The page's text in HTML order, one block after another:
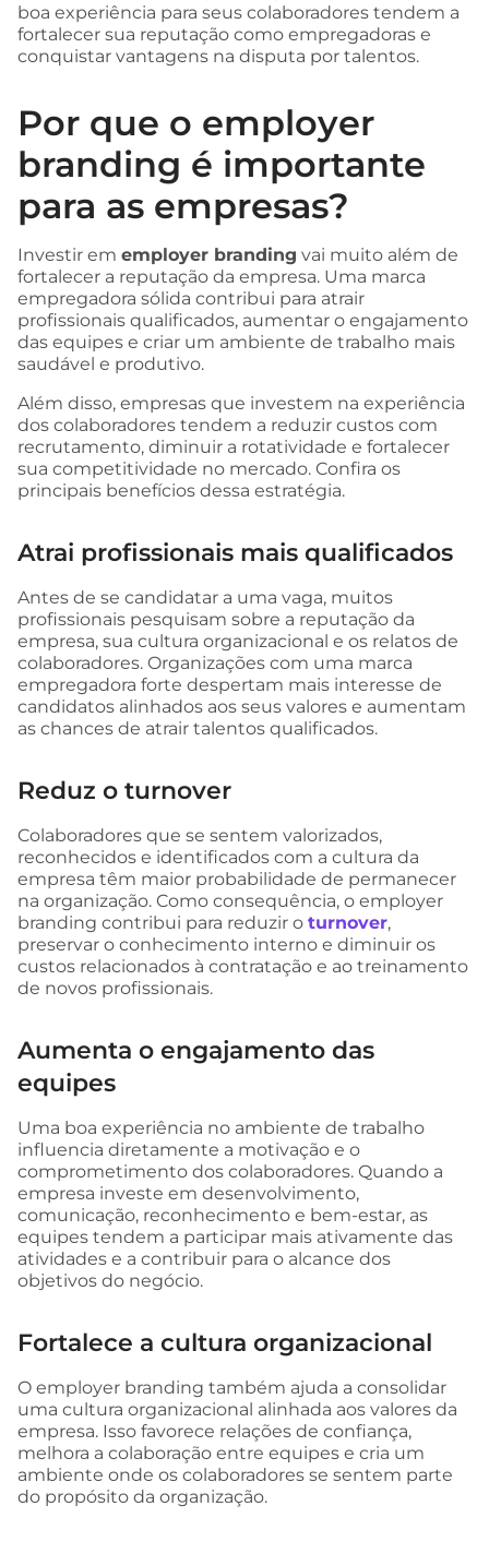
boa experiência para seus colaboradores tendem a
fortalecer sua reputação como empregadoras e
conquistar vantagens na disputa por talentos.
Por que o employer
branding é importante
para as empresas?
Investir em employer branding vai muito além de
fortalecer a reputação da empresa. Uma marca
empregadora sólida contribui para atrair
profissionais qualificados, aumentar o engajamento
das equipes e criar um ambiente de trabalho mais
saudável e produtivo.
Além disso, empresas que investem na experiência
dos colaboradores tendem a reduzir custos com
recrutamento, diminuir a rotatividade e fortalecer
sua competitividade no mercado. Confira os
principais benefícios dessa estratégia.
Atrai profissionais mais qualificados
Antes de se candidatar a uma vaga, muitos
profissionais pesquisam sobre a reputação da
empresa, sua cultura organizacional e os relatos de
colaboradores. Organizações com uma marca
empregadora forte despertam mais interesse de
candidatos alinhados aos seus valores e aumentam
as chances de atrair talentos qualificados.
Reduz o turnover
Colaboradores que se sentem valorizados,
reconhecidos e identificados com a cultura da
empresa têm maior probabilidade de permanecer
na organização. Como consequência, o employer
branding contribui para reduzir o turnover,
preservar o conhecimento interno e diminuir os
custos relacionados à contratação e ao treinamento
de novos profissionais.
Aumenta o engajamento das
equipes
Uma boa experiência no ambiente de trabalho
influencia diretamente a motivação e o
comprometimento dos colaboradores. Quando a
empresa investe em desenvolvimento,
comunicação, reconhecimento e bem-estar, as
equipes tendem a participar mais ativamente das
atividades e a contribuir para o alcance dos
objetivos do negócio.
Fortalece a cultura organizacional
O employer branding também ajuda a consolidar
uma cultura organizacional alinhada aos valores da
empresa. Isso favorece relações de confiança,
melhora a colaboração entre equipes e cria um
ambiente onde os colaboradores se sentem parte
do propósito da organização.